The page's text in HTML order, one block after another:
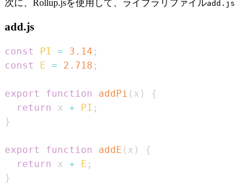
次に、Rollup.jsを使用して、ライブラリファイルadd.js
add.js
const PI = 3.14 ;
const
E = 2.718 ;
export function addPi ( x )
{
return
x + PI ;
}
export function addE ( x )
{
return
x + E ;
}